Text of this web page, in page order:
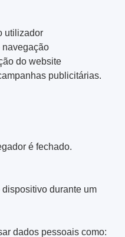
utilizador
navegação
do website
publicitárias.
é fechado.
durante um
dados pessoais como: